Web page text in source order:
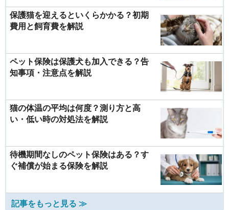
保護猫を迎えるといくらかかる？初期
費用と飼育費を解説
ペット保険は保護犬も加入できる？告
知事項・注意点を解説
猫の体温の平均は何度？測り方と高
い・低い時の対処法を解説
待機期間なしのペット保険はある？す
ぐ補償が始まる保険を解説
記事をもっと見る ≫